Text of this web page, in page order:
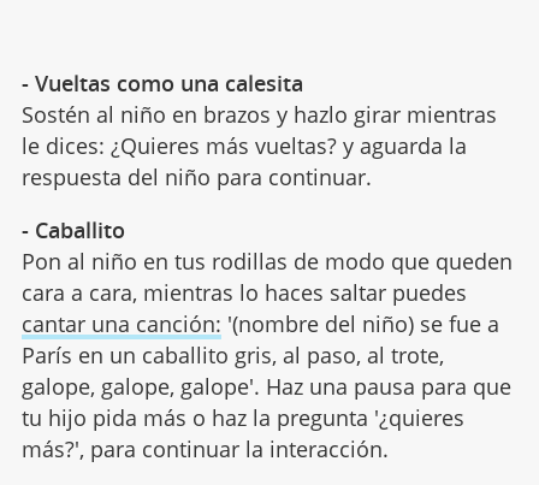
- Vueltas como una calesita
Sostén al niño en brazos y hazlo girar mientras
le dices: ¿Quieres más vueltas? y aguarda la
respuesta del niño para continuar.
- Caballito
Pon al niño en tus rodillas de modo que queden
cara a cara, mientras lo haces saltar puedes
cantar una canción: '(nombre del niño) se fue a
París en un caballito gris, al paso, al trote,
galope, galope, galope'. Haz una pausa para que
tu hijo pida más o haz la pregunta '¿quieres
más?', para continuar la interacción.